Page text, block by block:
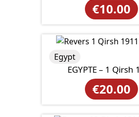
€10.00
EGYPTE – 1 Qirsh
€20.00
Egypt